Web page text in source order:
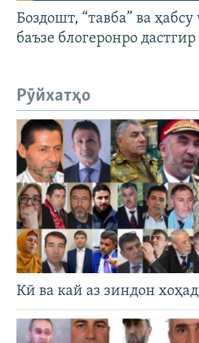
Боздошт, “тавба” ва
баъзе блогеронро
Рӯйхатҳо
Кӣ ва кай аз зиндон